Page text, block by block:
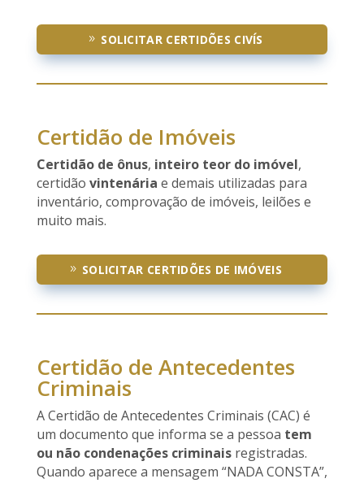
SOLICITAR CERTIDÕES CIVÍS
Certidão de Imóveis
Certidão de ônus, inteiro teor do imóvel,
certidão vintenária e demais utilizadas para
inventário, comprovação de imóveis, leilões e
muito mais.
SOLICITAR CERTIDÕES DE IMÓVEIS
Certidão de Antecedentes
Criminais
A Certidão de Antecedentes Criminais (CAC) é
um documento que informa se a pessoa tem
ou não condenações criminaisregistradas.
Quando aparece a mensagem “NADA CONSTA”,